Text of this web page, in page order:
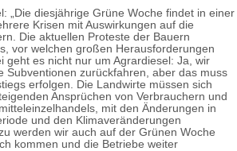
„Die diesjährige Grüne Woche findet in einer
Krisen mit Auswirkungen auf die
Die aktuellen Proteste der Bauern
vor welchen großen Herausforderungen
geht es nicht nur um Agrardiesel: Ja, wir
Subventionen zurückfahren, aber das muss
erfolgen. Die Landwirte müssen sich
Ansprüchen von Verbrauchern und
mit den Änderungen in
und den Klimaveränderungen
werden wir auch auf der Grünen Woche
kommen und die Betriebe weiter